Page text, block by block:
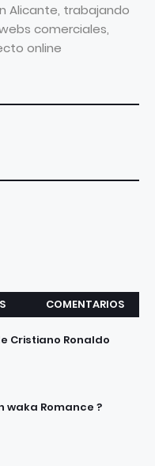
Alicante, trabajando
comerciales,
online
COMENTARIOS
Cristiano Ronaldo
waka Romance ?